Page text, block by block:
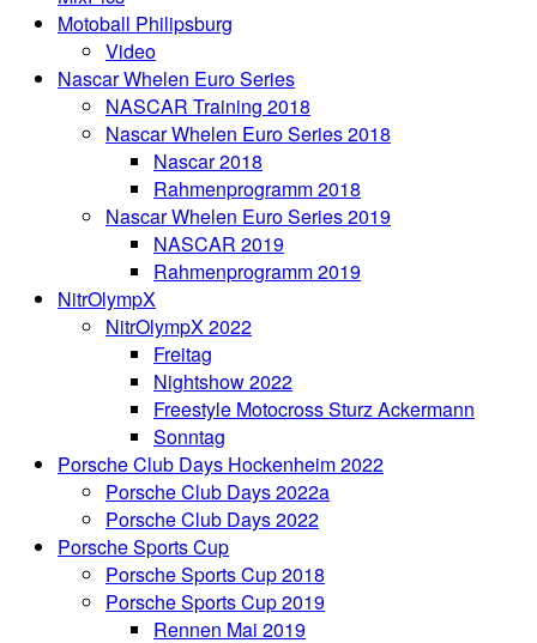
Motoball Philipsburg
Video
Nascar Whelen Euro Series
NASCAR Training 2018
Nascar Whelen Euro Series 2018
Nascar 2018
Rahmenprogramm 2018
Nascar Whelen Euro Series 2019
NASCAR 2019
Rahmenprogramm 2019
NitrOlympX
NitrOlympX 2022
Freitag
Nightshow 2022
Freestyle Motocross Sturz Ackermann
Sonntag
Porsche Club Days Hockenheim 2022
Porsche Club Days 2022a
Porsche Club Days 2022
Porsche Sports Cup
Porsche Sports Cup 2018
Porsche Sports Cup 2019
Rennen Mai 2019